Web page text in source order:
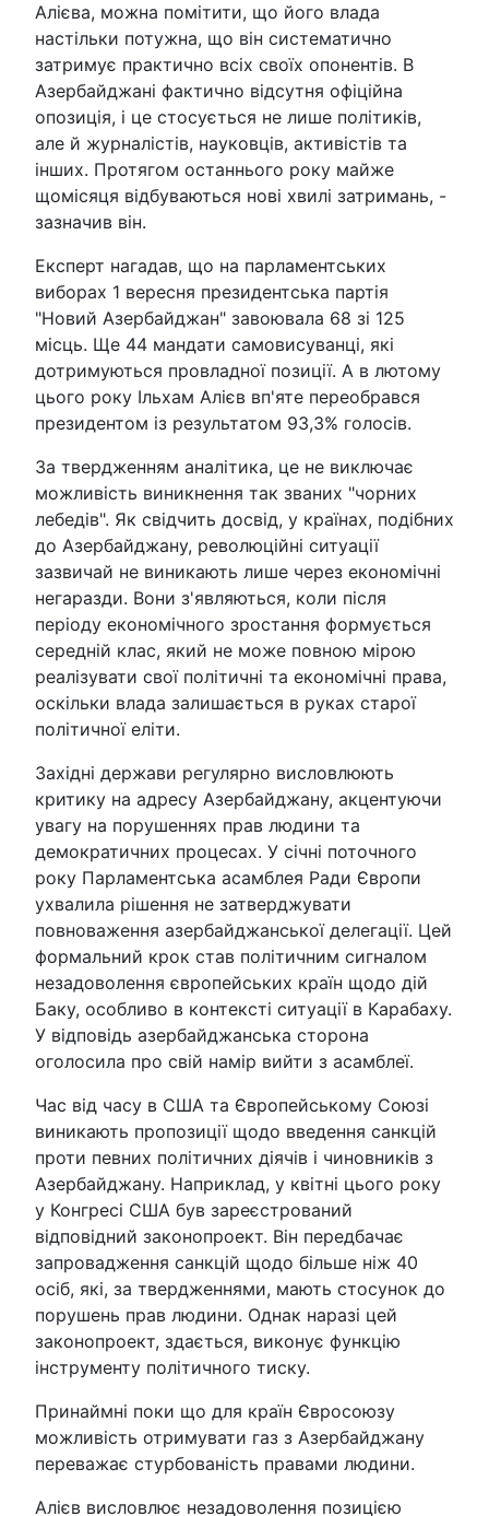
Алієва, можна помітити, що його влада
настільки потужна, що він систематично
затримує практично всіх своїх опонентів. В
Азербайджані фактично відсутня офіційна
опозиція, і це стосується не лише політиків,
але й журналістів, науковців, активістів та
інших. Протягом останнього року майже
щомісяця відбуваються нові хвилі затримань, -
зазначив він.
Експерт нагадав, що на парламентських
виборах 1 вересня президентська партія
"Новий Азербайджан" завоювала 68 зі 125
місць. Ще 44 мандати самовисуванці, які
дотримуються провладної позиції. А в лютому
цього року Ільхам Алієв вп'яте переобрався
президентом із результатом 93,3% голосів.
За твердженням аналітика, це не виключає
можливість виникнення так званих "чорних
лебедів". Як свідчить досвід, у країнах, подібних
до Азербайджану, революційні ситуації
зазвичай не виникають лише через економічні
негаразди. Вони з'являються, коли після
періоду економічного зростання формується
середній клас, який не може повною мірою
реалізувати свої політичні та економічні права,
оскільки влада залишається в руках старої
політичної еліти.
Західні держави регулярно висловлюють
критику на адресу Азербайджану, акцентуючи
увагу на порушеннях прав людини та
демократичних процесах. У січні поточного
року Парламентська асамблея Ради Європи
ухвалила рішення не затверджувати
повноваження азербайджанської делегації. Цей
формальний крок став політичним сигналом
незадоволення європейських країн щодо дій
Баку, особливо в контексті ситуації в Карабаху.
У відповідь азербайджанська сторона
оголосила про свій намір вийти з асамблеї.
Час від часу в США та Європейському Союзі
виникають пропозиції щодо введення санкцій
проти певних політичних діячів і чиновників з
Азербайджану. Наприклад, у квітні цього року
у Конгресі США був зареєстрований
відповідний законопроект. Він передбачає
запровадження санкцій щодо більше ніж 40
осіб, які, за твердженнями, мають стосунок до
порушень прав людини. Однак наразі цей
законопроект, здається, виконує функцію
інструменту політичного тиску.
Принаймні поки що для країн Євросоюзу
можливість отримувати газ з Азербайджану
переважає стурбованість правами людини.
Алієв висловлює незадоволення позицією